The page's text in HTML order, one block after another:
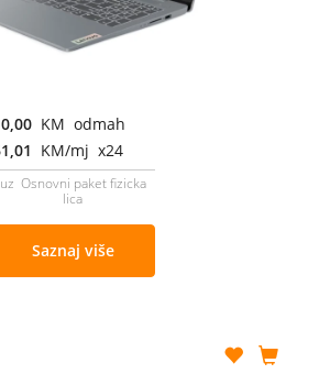
0,00 KM odmah
KM/mj x24
uz Osnovni paket fizicka
lica
Saznaj više